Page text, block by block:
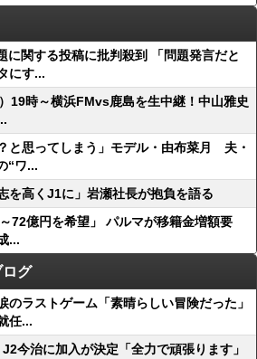
に関する投稿に批判殺到 「問題発言だと
にす...
19時～横浜FMvs鹿島を生中継！中山雅史
と思ってしまう」モデル・由布菜月 夫・
“ワ...
高くJ1に」岩瀬社長が抱負を語る
72億円を希望」 パルマが移籍金増額要
...
ログ
のラストゲーム「素晴らしい冒険だった」
任...
今治に加入が決定「全力で頑張ります」